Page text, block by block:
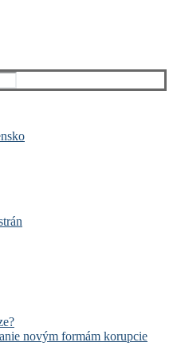
novým formám korupcie